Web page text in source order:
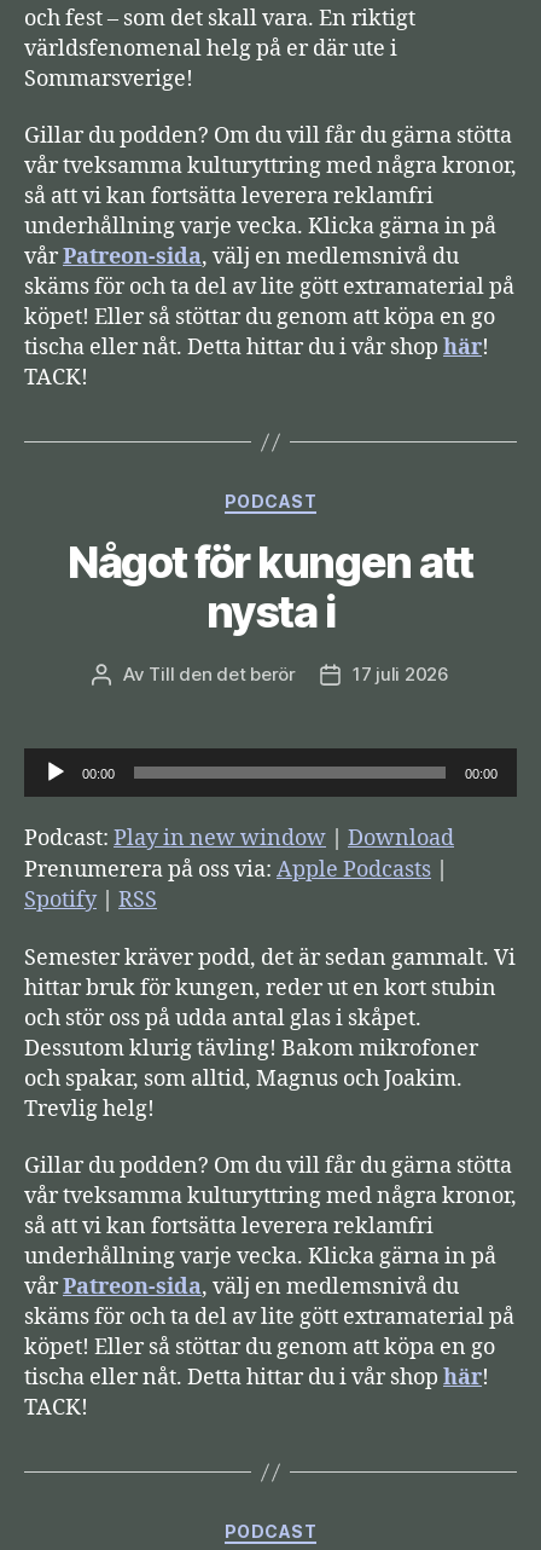
e
och fest – som det skall vara. En riktigt
världsfenomenal helg på er där ute i
Sommarsverige!
Gillar du podden? Om du vill får du gärna stötta
vår tveksamma kulturyttring med några kronor,
så att vi kan fortsätta leverera reklamfri
underhållning varje vecka. Klicka gärna in på
vårPatreon-sida, välj en medlemsnivå du
skäms för och ta del av lite gött extramaterial på
köpet! Eller så stöttar du genom att köpa en go
tischa eller nåt. Detta hittar du i vår shop här!
TACK!
Kategorier
PODCAST
Något för kungen att
nysta i
Inläggsförfattare
Av Till den det berör Inläggsdatum
17 juli 2026
j
u
d
s
e
l
a
r
e
00:00 00:00
Podcast: Play in new window
Download
Prenumerera på oss via: Apple Podcasts
Spotify| RSS
Semester kräver podd, det är sedan gammalt. Vi
hittar bruk för kungen, reder ut en kort stubin
och stör oss på udda antal glas i skåpet.
Dessutom klurig tävling! Bakom mikrofoner
och spakar, som alltid, Magnus och Joakim.
Trevlig helg!
Gillar du podden? Om du vill får du gärna stötta
vår tveksamma kulturyttring med några kronor,
så att vi kan fortsätta leverera reklamfri
underhållning varje vecka. Klicka gärna in på
vårPatreon-sida, välj en medlemsnivå du
skäms för och ta del av lite gött extramaterial på
köpet! Eller så stöttar du genom att köpa en go
tischa eller nåt. Detta hittar du i vår shop här!
TACK!
Kategorier
PODCAST